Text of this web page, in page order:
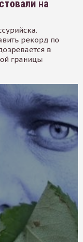
на
рекорд по
в
границы